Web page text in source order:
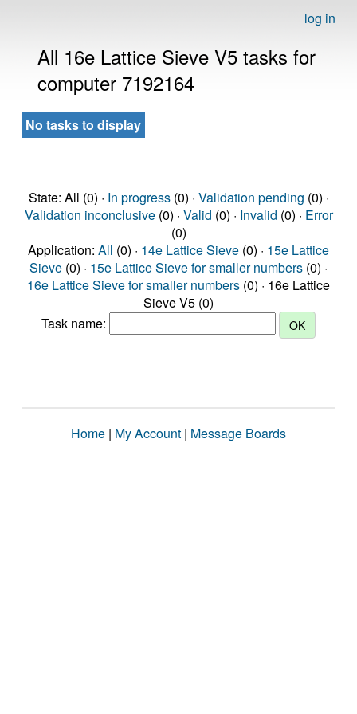
log in
All 16e Lattice Sieve V5 tasks for
computer 7192164
No tasks to display
State: All (0) · In progress(0) · Validation pending (0) ·
Validation inconclusive(0) · Valid (0) · Invalid (0) · Error
(0)
Application: All (0) · 14e Lattice Sieve (0) · 15e Lattice
Sieve (0) · 15e Lattice Sieve for smaller numbers (0) ·
16e Lattice Sieve for smaller numbers (0) · 16e Lattice
Sieve V5 (0)
Task name:
Home | My Account | Message Boards